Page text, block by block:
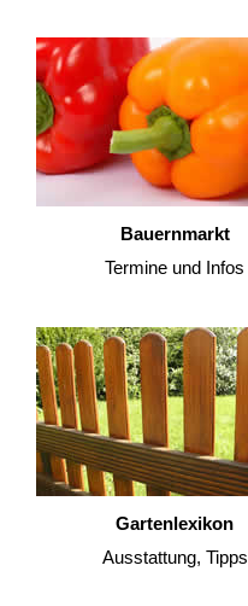
Bauernmarkt
Termine und Infos
Gartenlexikon
Ausstattung, Tipps